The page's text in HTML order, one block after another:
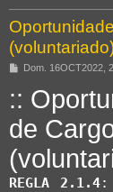
(voluntariado)
M
j
e
Dom. 16OCT2022,
::
de
REGLA 2.1.4: